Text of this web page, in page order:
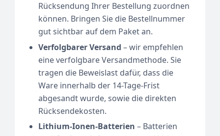
Rücksendung Ihrer Bestellung zuordnen
können. Bringen Sie die Bestellnummer
gut sichtbar auf dem Paket an.
Verfolgbarer Versand – wir empfehlen
eine verfolgbare Versandmethode. Sie
tragen die Beweislast dafür, dass die
Ware innerhalb der 14-Tage-Frist
abgesandt wurde, sowie die direkten
Rücksendekosten.
Lithium-Ionen-Batterien – Batterien